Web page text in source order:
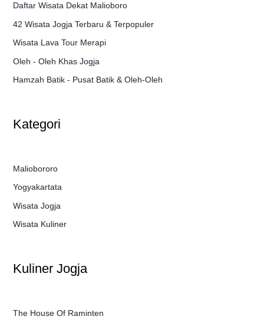
Daftar Wisata Dekat Malioboro
42 Wisata Jogja Terbaru & Terpopuler
Wisata Lava Tour Merapi
Oleh - Oleh Khas Jogja
Hamzah Batik - Pusat Batik & Oleh-Oleh
Kategori
Maliobororo
Yogyakartata
Wisata Jogja
Wisata Kuliner
Kuliner Jogja
The House Of Raminten